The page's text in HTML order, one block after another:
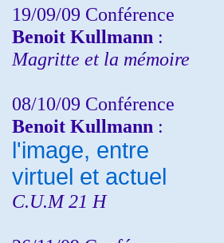
19/09/09 Conférence
Benoit Kullmann :
Magritte et la mémoire
08/10/09 Conférence
Benoit Kullmann :
l'image, entre
virtuel et actuel
C.U.M 21 H